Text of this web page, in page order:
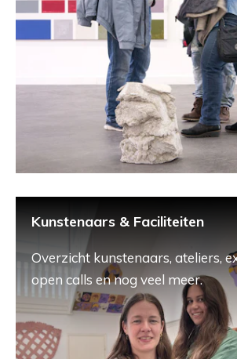
Kunstenaars & Faciliteiten
Overzicht kunstenaars, ateliers,
open calls en nog veel meer.